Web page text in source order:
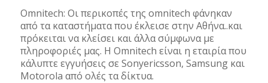
Omnitech: Οι περικοπές της omnitech φάνηκαν
από τα καταστήματα που έκλεισε στην Αθήνα..και
πρόκειται να κλείσει και άλλα σύμφωνα με
πληροφοριές μας. Η Omnitech είναι η εταιρία που
κάλυπτε εγγυήσεις σε Sonyericsson, Samsung και
Motorola από ολές τα δίκτυα.